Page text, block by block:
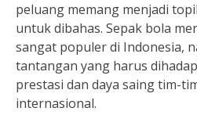
peluang memang menjadi
untuk dibahas. Sepak bola
sangat populer di Indonesia,
tantangan yang harus
prestasi dan daya saing tim-
internasional.